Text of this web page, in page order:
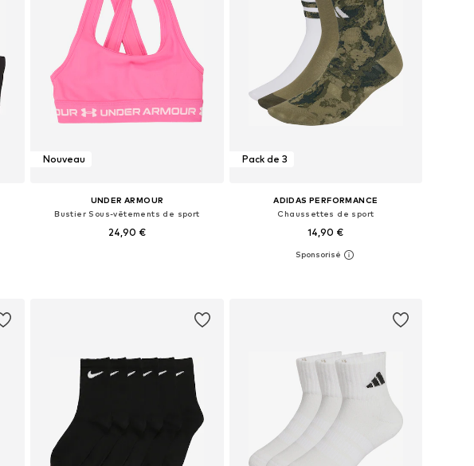
Nouveau
UNDER ARMOUR
Bustier Sous-vêtements de sport
24,90 €
Pack de 3
ADIDAS PERFORMANCE
Chaussettes de sport
14,90 €
Disponible en plusieurs tailles